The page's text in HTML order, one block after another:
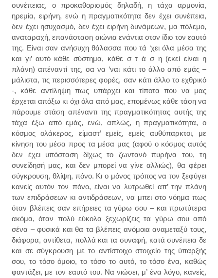
συνέπειας, ο προκαθορισμός δηλαδή, η τάχα αρμονία,
ηρεμία, ειρήνη, ενώ η πραγματικότητα δεν έχει συνέπεια,
δεν έχει ησυχασμό, δεν έχει ειρήνη δυνάμεων, μα πόλεμο,
αναταραχή, επανάσταση αιώνια ενάντια στον ίδιο τον εαυτό
της. Είναι σαν ανήσυχη θάλασσα που τά ‘χει όλα μέσα της
και γι’ αυτό κάθε σύστημα, κάθε σ τ ά σ η (εκεί είναι η
πλάνη) απέναντί της, σα να ‘ναι κάτι το άλλο από εμάς –
μάλιστα, τις περισσότερες φορές, σαν κάτι άλλο το εχθρικό
-, κάθε αντίληψη πως υπάρχει και τίποτα που να μας
έρχεται απόξω κι όχι όλα από μας, επομένως κάθε τάση να
πάρουμε στάση απέναντι της πραγματικότητας αυτής της
τάχα έξω από εμάς, ενώ, απλώς, η πραγματικότητα, ο
κόσμος ολάκερος, είμαστ’ εμείς, εμείς αυθύπαρκτοι, με
κίνηση του μέσα προς τα μέσα μας (αφού ο κόσμος αυτός
δεν έχει υπόσταση δίχως το ζωντανό πυρήνα του, τη
συνείδησή μας, και δεν μπορεί να γίνε αλλιώς), θα φέρει
σύγκρουση, θλίψη, πόνο. Κι ο μόνος τρόπος να τον ξεφύγει
κανείς αυτόν τον πόνο, είναι να λυτρωθεί απ’ την πλάνη
των επιδράσεων κι αντιδράσεων, να μπει στο νόημα πως
όταν βλέπεις σαν επήρειες τα γύρω σου – και πρωτύτερα
ακόμα, όταν πολύ εύκολα ξεχωρίζεις τα γύρω σου από
σένα – φυσικά και θα τα βλέπεις ανόμοια αναμεταξύ τους,
διάφορα, αντίθετα, πολλά και τα συναφή, κατά συνέπεια δε
και σε σύγκρουση με το αντίστοιχο στοιχείο της ύπαρξής
σου, το τόσο όμοιο, το τόσο το αυτό, το τόσο ένα, καθώς
φαντάζει, με τον εαυτό του. Να νιώσει, μ’ ένα λόγο, κανείς,